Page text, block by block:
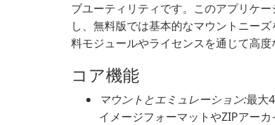
ブユーティリティです。このアプリケ
し、無料版では基本的なマウントニー
料モジュールやライセンスを通じて高度
コア機能
マウントとエミュレーション:最大
イメージフォーマットやZIPアー